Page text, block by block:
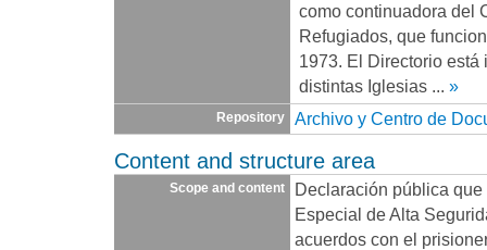
como continuadora del
Refugiados, que
1973. El Directorio está
distintas Iglesias ... »
Repository Archivo y Centro de
Content and structure area
Scope and content
Declaración pública
Especial de Alta
acuerdos con el